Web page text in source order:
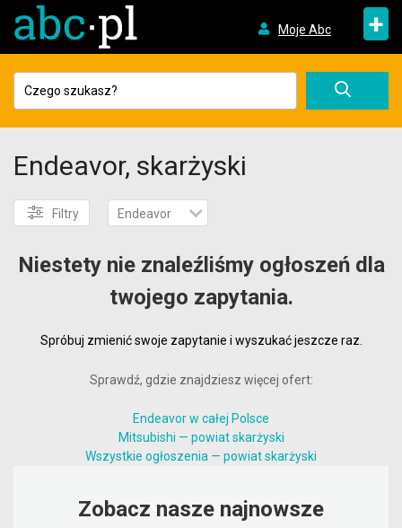
Moje Abc +
Endeavor, skarżyski
Filtry Endeavor
Niestety nie znaleźliśmy ogłoszeń dla
twojego zapytania.
Spróbuj zmienić swoje zapytanie i wyszukać jeszcze raz.
Sprawdź, gdzie znajdziesz więcej ofert:
Endeavor w całej Polsce
Mitsubishi — powiat skarżyski
Wszystkie ogłoszenia — powiat skarżyski
Zobacz nasze najnowsze